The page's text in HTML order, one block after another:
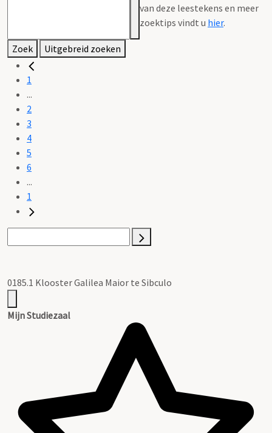
van deze leestekens en meer
zoektips vindt u hier.
Zoek Uitgebreid zoeken
1
...
2
3
4
5
6
...
1
0185.1 Klooster Galilea Maior te Sibculo
Mijn Studiezaal